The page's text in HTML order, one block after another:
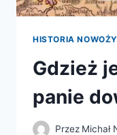
HISTORIA
Gdzież
panie
Przez Michał